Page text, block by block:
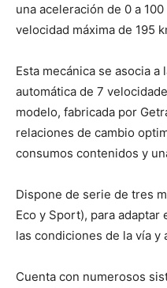
una aceleración de 0 a
velocidad máxima de 195
Esta mecánica se asocia a
automática de 7
modelo, fabricada por
relaciones de cambio
consumos contenidos y
Dispone de serie de tres
Eco y Sport), para
las condiciones de la vía
Cuenta con numerosos